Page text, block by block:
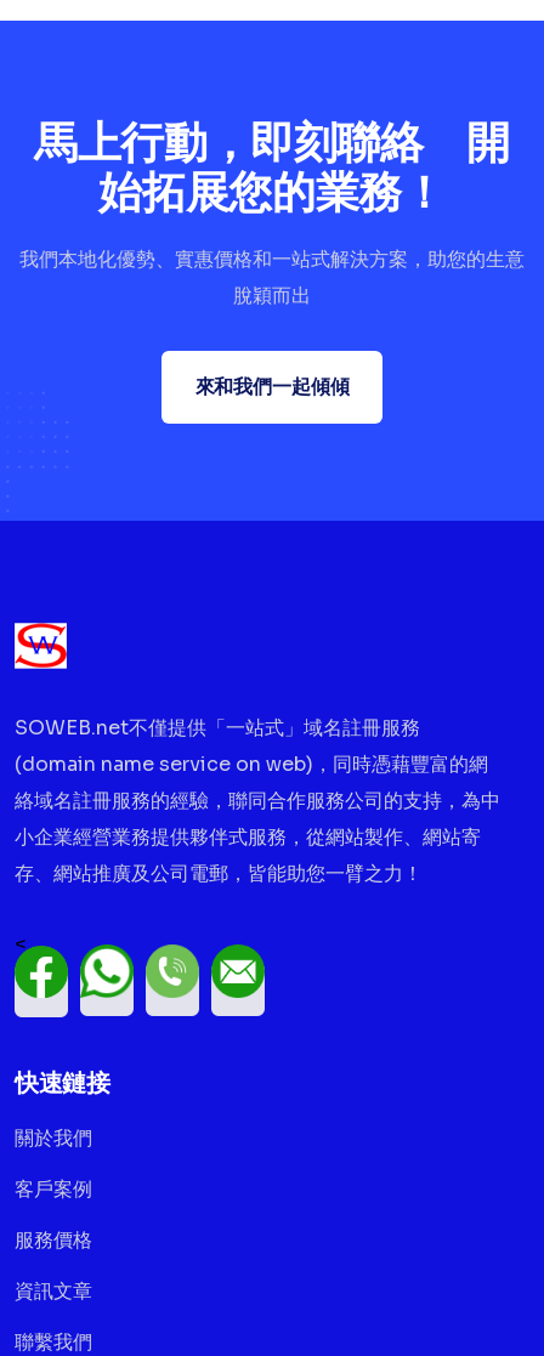
馬上行動，即刻聯絡 開
始拓展您的業務！
我們本地化優勢、實惠價格和一站式解決方案，助您的生意
脫穎而出
來和我們一起傾傾
SOWEB.net不僅提供「一站式」域名註冊服務
(domain name service on web)，同時憑藉豐富的網
絡域名註冊服務的經驗，聯同合作服務公司的支持，為中
小企業經營業務提供夥伴式服務，從網站製作、網站寄
存、網站推廣及公司電郵，皆能助您一臂之力！
<
快速鏈接
關於我們
客戶案例
服務價格
資訊文章
聯繫我們